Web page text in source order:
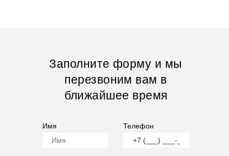
Заполните форму и мы
перезвоним вам в
ближайшее время
Имя Телефон